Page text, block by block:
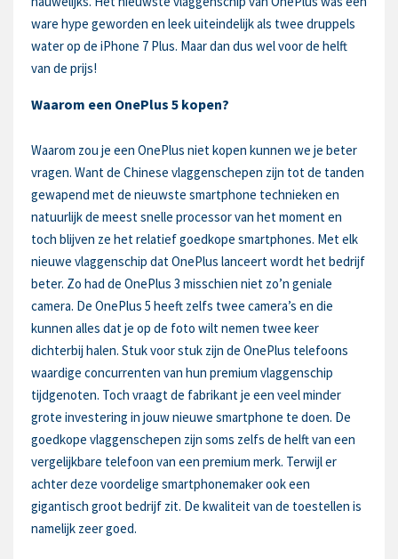
ware hype geworden en leek uiteindelijk als twee druppels
water op de iPhone 7 Plus. Maar dan dus wel voor de helft
van de prijs!
Waarom een OnePlus 5 kopen?
Waarom zou je een OnePlus niet kopen kunnen we je beter
vragen. Want de Chinese vlaggenschepen zijn tot de tanden
gewapend met de nieuwste smartphone technieken en
natuurlijk de meest snelle processor van het moment en
toch blijven ze het relatief goedkope smartphones. Met elk
nieuwe vlaggenschip dat OnePlus lanceert wordt het bedrijf
beter. Zo had de OnePlus 3 misschien niet zo’n geniale
camera. De OnePlus 5 heeft zelfs twee camera’s en die
kunnen alles dat je op de foto wilt nemen twee keer
dichterbij halen. Stuk voor stuk zijn de OnePlus telefoons
waardige concurrenten van hun premium vlaggenschip
tijdgenoten. Toch vraagt de fabrikant je een veel minder
grote investering in jouw nieuwe smartphone te doen. De
goedkope vlaggenschepen zijn soms zelfs de helft van een
vergelijkbare telefoon van een premium merk. Terwijl er
achter deze voordelige smartphonemaker ook een
gigantisch groot bedrijf zit. De kwaliteit van de toestellen is
namelijk zeer goed.